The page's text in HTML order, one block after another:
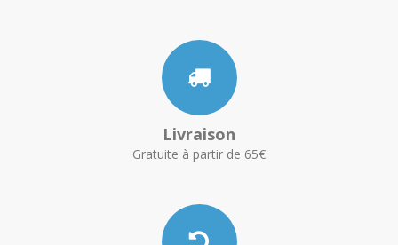
Livraison
Gratuite à partir de 65€